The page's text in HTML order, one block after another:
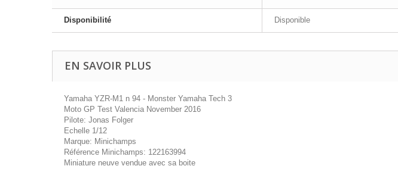
Disponibilité Disponible
EN SAVOIR PLUS
Yamaha YZR-M1 n 94 - Monster Yamaha Tech 3
Moto GP Test Valencia November 2016
Pilote: Jonas Folger
Echelle 1/12
Marque: Minichamps
Référence Minichamps: 122163994
Miniature neuve vendue avec sa boite